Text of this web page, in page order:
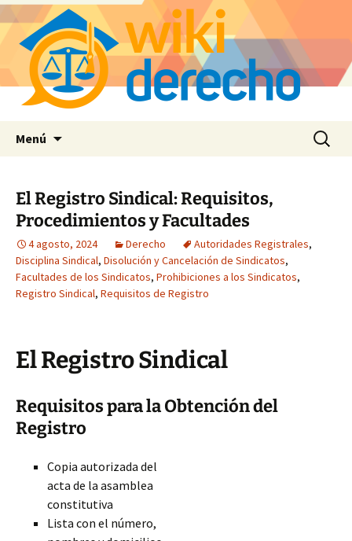
Menú Buscar:
El Registro Sindical: Requisitos,
Procedimientos y Facultades
4 agosto, 2024 Derecho Autoridades Registrales,
Disciplina Sindical, Disolución y Cancelación de Sindicatos,
Facultades de los Sindicatos, Prohibiciones a los Sindicatos,
Registro Sindical, Requisitos de Registro
El Registro Sindical
Requisitos para la Obtención del
Registro
Copia autorizada del
acta de la asamblea
constitutiva
Lista con el número,